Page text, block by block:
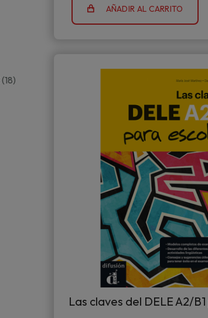
AÑADIR AL CARRITO
Las claves del DELE A2/
(18)